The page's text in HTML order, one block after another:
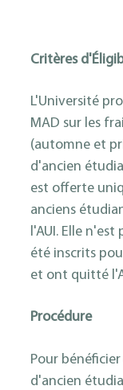
Critères
L'Université
MAD sur les
(automne et
d'ancien
est offerte
anciens
l'AUI. Elle
été inscrits
et ont quitté
Procédure
Pour
d'ancien